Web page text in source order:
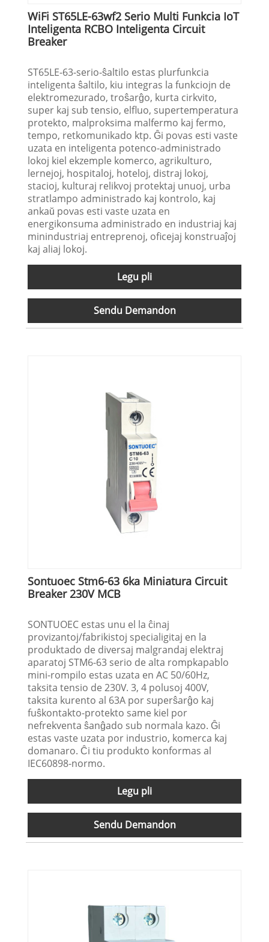
WiFi ST65LE-63wf2 Serio Multi Funkcia IoT
Inteligenta RCBO Inteligenta Circuit
Breaker
ST65LE-63-serio-ŝaltilo estas plurfunkcia
inteligenta ŝaltilo, kiu integras la funkciojn de
elektromezurado, troŝarĝo, kurta cirkvito,
super kaj sub tensio, elfluo, supertemperatura
protekto, malproksima malfermo kaj fermo,
tempo, retkomunikado ktp. Ĝi povas esti vaste
uzata en inteligenta potenco-administrado
lokoj kiel ekzemple komerco, agrikulturo,
lernejoj, hospitaloj, hoteloj, distraj lokoj,
stacioj, kulturaj relikvoj protektaj unuoj, urba
stratlampo administrado kaj kontrolo, kaj
ankaŭ povas esti vaste uzata en
energikonsuma administrado en industriaj kaj
minindustriaj entreprenoj, oficejaj konstruaĵoj
kaj aliaj lokoj.
Legu pli
Sendu Demandon
Sontuoec Stm6-63 6ka Miniatura Circuit
Breaker 230V MCB
SONTUOEC estas unu el la ĉinaj
provizantoj/fabrikistoj specialigitaj en la
produktado de diversaj malgrandaj elektraj
aparatoj STM6-63 serio de alta rompkapablo
mini-rompilo estas uzata en AC 50/60Hz,
taksita tensio de 230V. 3, 4 polusoj 400V,
taksita kurento al 63A por superŝarĝo kaj
fuŝkontakto-protekto same kiel por
nefrekventa ŝanĝado sub normala kazo. Ĝi
estas vaste uzata por industrio, komerca kaj
domanaro. Ĉi tiu produkto konformas al
IEC60898-normo.
Legu pli
Sendu Demandon